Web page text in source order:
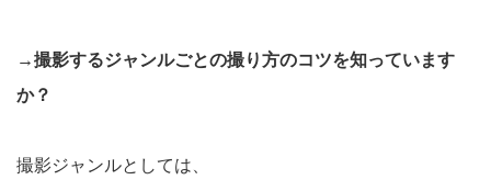
→撮影するジャンルごとの撮り方のコツを知っています
か？
撮影ジャンルとしては、